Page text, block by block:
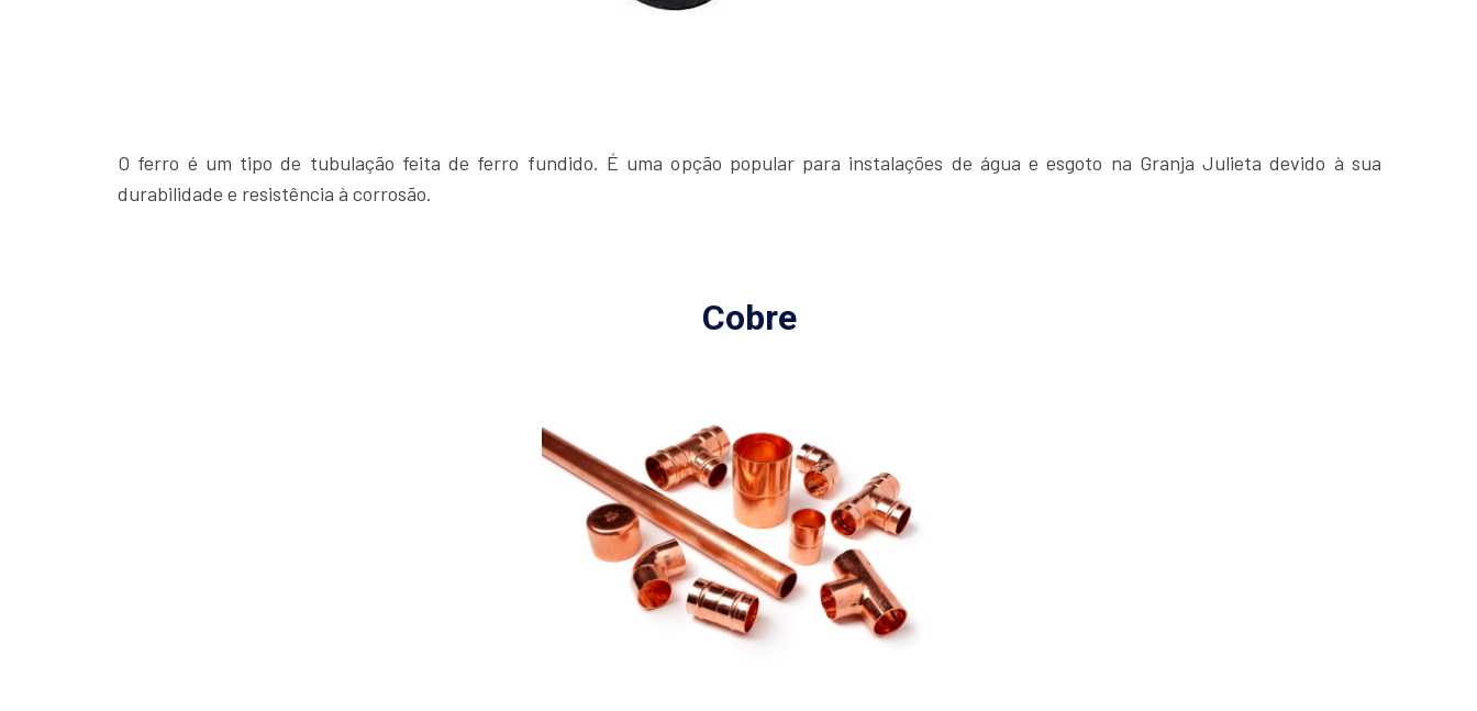
O ferro é um tipo de tubulação feita de ferro fundido. É uma opção popular para instalações de água e esgoto na Granja Julieta devido à sua
durabilidade e resistência à corrosão.
Cobre